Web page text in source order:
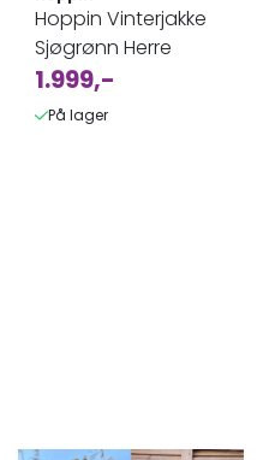
Hoppin Vinterjakke
Sjøgrønn Herre
1.999,-
På lager